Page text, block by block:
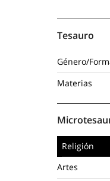
Tesauro
Género/
Materias
Religión
Artes